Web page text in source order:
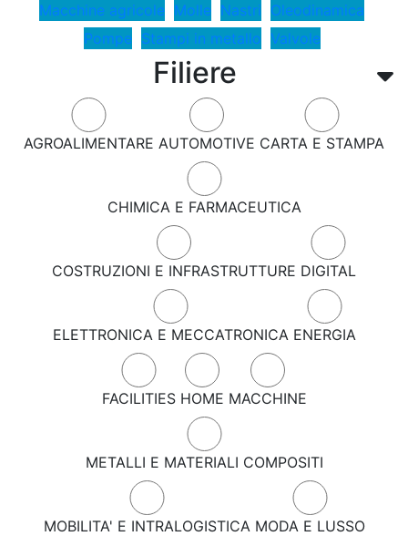
Filiere
AGROALIMENTARE AUTOMOTIVE CARTA E STAMPA
CHIMICA E FARMACEUTICA
COSTRUZIONI E INFRASTRUTTURE DIGITAL
ELETTRONICA E MECCATRONICA ENERGIA
FACILITIES HOME MACCHINE
METALLI E MATERIALI COMPOSITI
MOBILITA' E INTRALOGISTICA MODA E LUSSO
Macchine agricole Molle Nastri Oleodinamica
Pompe Stampi in metallo Valvole